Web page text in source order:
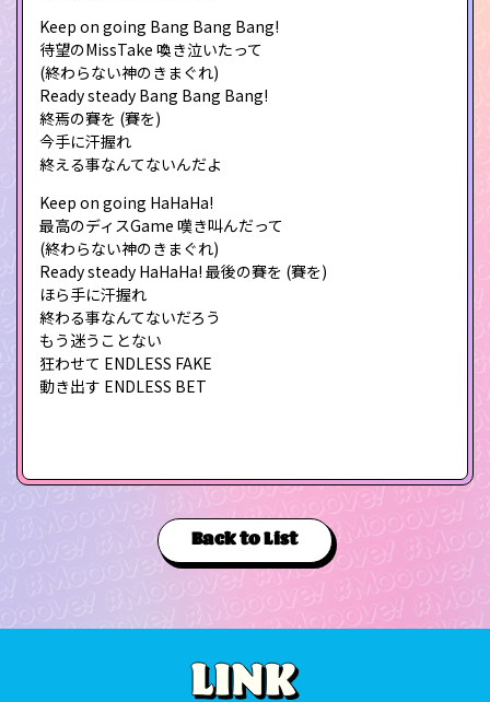
Keep on going Bang Bang Bang!
待望のMissTake 喚き泣いたって
(終わらない神のきまぐれ)
Ready steady Bang Bang Bang!
終焉の賽を (賽を)
今手に汗握れ
終える事なんてないんだよ
Keep on going HaHaHa!
最高のディスGame 嘆き叫んだって
(終わらない神のきまぐれ)
Ready steady HaHaHa! 最後の賽を (賽を)
ほら手に汗握れ
終わる事なんてないだろう
もう迷うことない
狂わせて ENDLESS FAKE
動き出す ENDLESS BET
Back to List